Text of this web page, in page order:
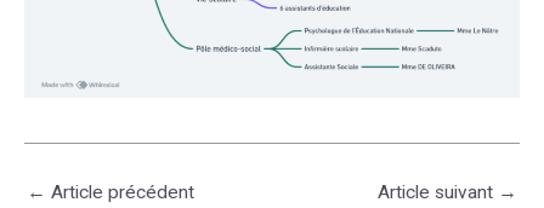
← Article précédent Article suivant →